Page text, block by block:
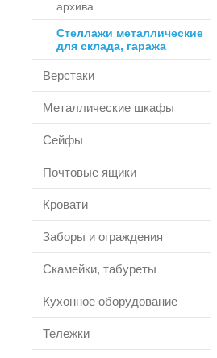
архива
Стеллажи металлические
для склада, гаража
Верстаки
Металлические шкафы
Сейфы
Почтовые ящики
Кровати
Заборы и ограждения
Скамейки, табуреты
Кухонное оборудование
Тележки